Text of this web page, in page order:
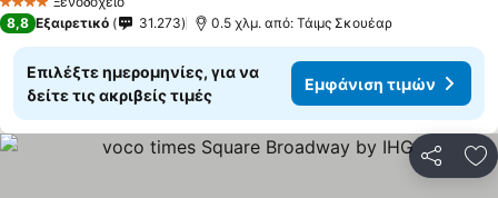
4 Αστέρια
8,8 Εξαιρετικό 31.273 0.5 χλμ. από: Τάιμς Σκουέαρ
Επιλέξτε ημερομηνίες, για να
δείτε τις ακριβείς τιμές
Εμφάνιση τιμών